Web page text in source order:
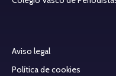
Aviso legal
Política de cookies